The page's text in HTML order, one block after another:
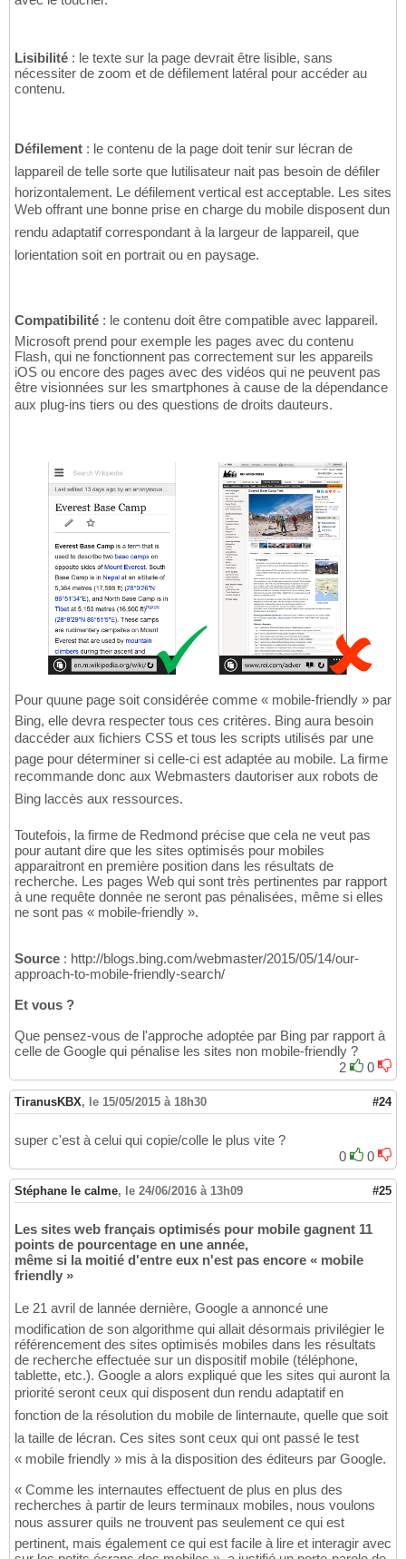
Lisibilité : le texte sur la page devrait être lisible, sans
nécessiter de zoom et de défilement latéral pour accéder au
contenu.
Défilement : le contenu de la page doit tenir sur lécran de
lappareil de telle sorte que lutilisateur nait pas besoin de défiler
horizontalement. Le défilement vertical est acceptable. Les sites
Web offrant une bonne prise en charge du mobile disposent dun
rendu adaptatif correspondant à la largeur de lappareil, que
lorientation soit en portrait ou en paysage.
Compatibilité : le contenu doit être compatible avec lappareil.
Microsoft prend pour exemple les pages avec du contenu
Flash, qui ne fonctionnent pas correctement sur les appareils
iOS ou encore des pages avec des vidéos qui ne peuvent pas
être visionnées sur les smartphones à cause de la dépendance
aux plug-ins tiers ou des questions de droits dauteurs.
Pour quune page soit considérée comme « mobile-friendly » par
Bing, elle devra respecter tous ces critères. Bing aura besoin
daccéder aux fichiers CSS et tous les scripts utilisés par une
page pour déterminer si celle-ci est adaptée au mobile. La firme
recommande donc aux Webmasters dautoriser aux robots de
Bing laccès aux ressources.
Toutefois, la firme de Redmond précise que cela ne veut pas
pour autant dire que les sites optimisés pour mobiles
apparaitront en première position dans les résultats de
recherche. Les pages Web qui sont très pertinentes par rapport
à une requête donnée ne seront pas pénalisées, même si elles
ne sont pas « mobile-friendly ».
Source : http://blogs.bing.com/webmaster/2015/05/14/our-
approach-to-mobile-friendly-search/
Et vous ?
Que pensez-vous de l'approche adoptée par Bing par rapport à
celle de Google qui pénalise les sites non mobile-friendly ?
2
0
TiranusKBX, le 15/05/2015 à 18h30 #24
super c'est à celui qui copie/colle le plus vite ?
0
0
Stéphane le calme, le 24/06/2016 à 13h09 #25
Les sites web français optimisés pour mobile gagnent 11
points de pourcentage en une année,
même si la moitié d'entre eux n'est pas encore « mobile
friendly »
Le 21 avril de lannée dernière, Google a annoncé une
modification de son algorithme qui allait désormais privilégier le
référencement des sites optimisés mobiles dans les résultats
de recherche effectuée sur un dispositif mobile (téléphone,
tablette, etc.). Google a alors expliqué que les sites qui auront la
priorité seront ceux qui disposent dun rendu adaptatif en
fonction de la résolution du mobile de linternaute, quelle que soit
la taille de lécran. Ces sites sont ceux qui ont passé le test
« mobile friendly » mis à la disposition des éditeurs par Google.
« Comme les internautes effectuent de plus en plus des
recherches à partir de leurs terminaux mobiles, nous voulons
nous assurer quils ne trouvent pas seulement ce qui est
pertinent, mais également ce qui est facile à lire et interagir avec